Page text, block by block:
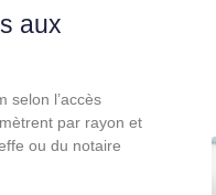
aux
selon l’accès
par rayon et
ou du notaire